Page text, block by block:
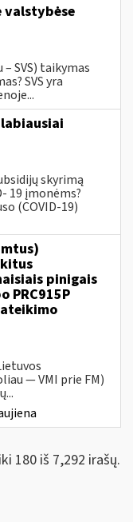
valstybėse
SVS) taikymas
SVS yra
skyrimą
19 įmonėms?
(COVID-19)
pinigais
PRC915P
― VMI prie FM)
180 iš 7,292 irašų.